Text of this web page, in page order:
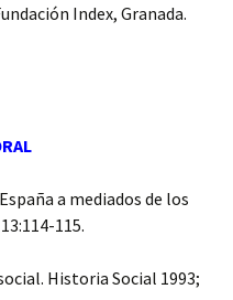
Index, Granada.
a mediados de los
115.
Historia Social 1993;